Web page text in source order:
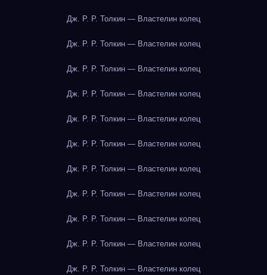
Дж. Р. Р. Толкин — Властелин колец
Дж. Р. Р. Толкин — Властелин колец
Дж. Р. Р. Толкин — Властелин колец
Дж. Р. Р. Толкин — Властелин колец
Дж. Р. Р. Толкин — Властелин колец
Дж. Р. Р. Толкин — Властелин колец
Дж. Р. Р. Толкин — Властелин колец
Дж. Р. Р. Толкин — Властелин колец
Дж. Р. Р. Толкин — Властелин колец
Дж. Р. Р. Толкин — Властелин колец
Дж. Р. Р. Толкин — Властелин колец